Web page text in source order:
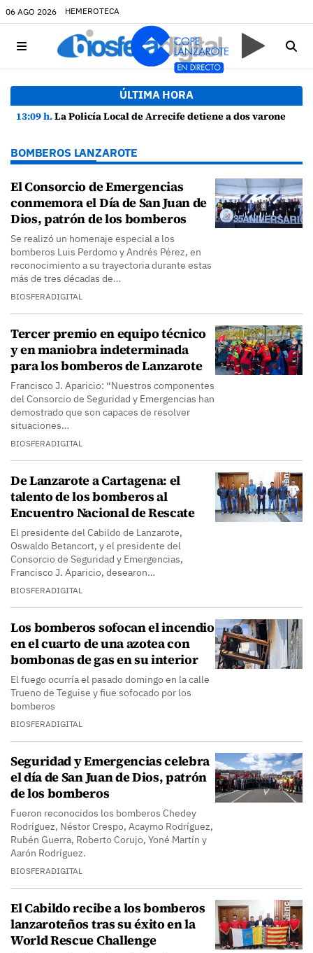
06 AGO 2026 HEMEROTECA
ÚLTIMA HORA
13:09 h.La Policía Local de Arrecife detiene a dos varones por altercado y amenazas con arma blanca
BOMBEROS LANZAROTE
El Consorcio de Emergencias
conmemora el Día de San Juan de
Dios, patrón de los bomberos
Se realizó un homenaje especial a los
bomberos Luis Perdomo y Andrés Pérez, en
reconocimiento a su trayectoria durante estas
más de tres décadas de…
BIOSFERADIGITAL
Tercer premio en equipo técnico
y en maniobra indeterminada
para los bomberos de Lanzarote
Francisco J. Aparicio: “Nuestros componentes
del Consorcio de Seguridad y Emergencias han
demostrado que son capaces de resolver
situaciones…
BIOSFERADIGITAL
De Lanzarote a Cartagena: el
talento de los bomberos al
Encuentro Nacional de Rescate
El presidente del Cabildo de Lanzarote,
Oswaldo Betancort, y el presidente del
Consorcio de Seguridad y Emergencias,
Francisco J. Aparicio, desearon…
BIOSFERADIGITAL
Los bomberos sofocan el incendio
en el cuarto de una azotea con
bombonas de gas en su interior
El fuego ocurría el pasado domingo en la calle
Trueno de Teguise y fiue sofocado por los
bomberos
BIOSFERADIGITAL
Seguridad y Emergencias celebra
el día de San Juan de Dios, patrón
de los bomberos
Fueron reconocidos los bomberos Chedey
Rodríguez, Néstor Crespo, Acaymo Rodríguez,
Rubén Guerra, Roberto Corujo, Yoné Martín y
Aarón Rodríguez.
BIOSFERADIGITAL
El Cabildo recibe a los bomberos
lanzaroteños tras su éxito en la
World Rescue Challenge